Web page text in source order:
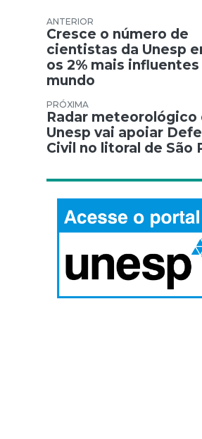
Navegação de
Cresce o número de
cientistas da Unesp
os 2% mais influentes
mundo
Radar meteorológico
Unesp vai apoiar
Civil no litoral de São